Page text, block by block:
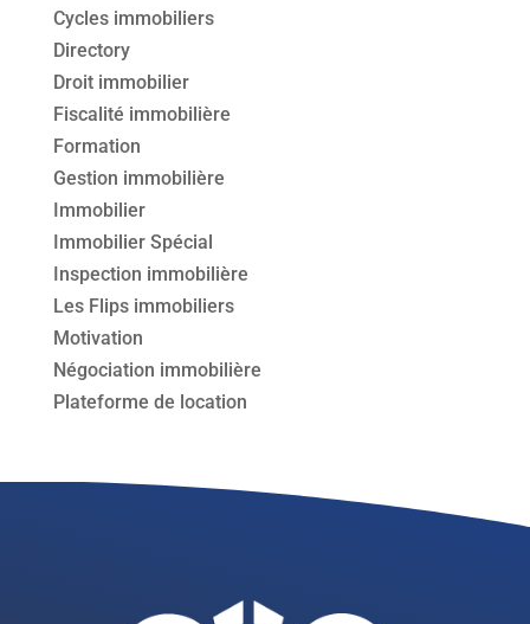
Cycles immobiliers
Directory
Droit immobilier
Fiscalité immobilière
Formation
Gestion immobilière
Immobilier
Immobilier Spécial
Inspection immobilière
Les Flips immobiliers
Motivation
Négociation immobilière
Plateforme de location